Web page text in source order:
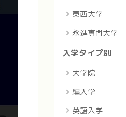
東西大学
永進専門大学
入学タイプ別
大学院
編入学
英語入学